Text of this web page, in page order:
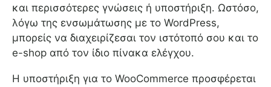
και περισσότερες γνώσεις ή υποστήριξη. Ωστόσο,
λόγω της ενσωμάτωσης με το WordPress,
μπορείς να διαχειρίζεσαι τον ιστότοπό σου και το
e-shop από τον ίδιο πίνακα ελέγχου.
Η υποστήριξη για το WooCommerce προσφέρεται